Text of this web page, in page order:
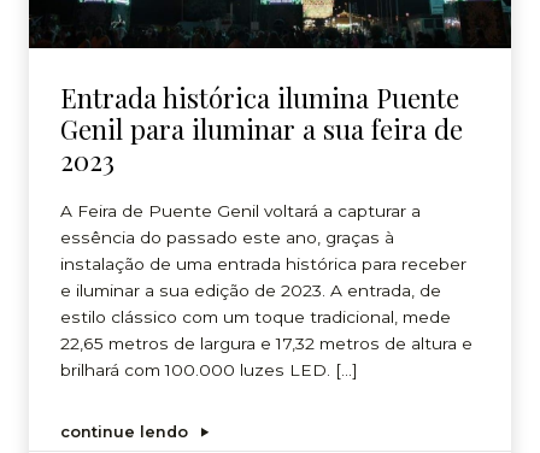
Entrada histórica ilumina Puente
Genil para iluminar a sua feira de
2023
A Feira de Puente Genil voltará a capturar a
essência do passado este ano, graças à
instalação de uma entrada histórica para receber
e iluminar a sua edição de 2023. A entrada, de
estilo clássico com um toque tradicional, mede
22,65 metros de largura e 17,32 metros de altura e
brilhará com 100.000 luzes LED. […]
continue lendo